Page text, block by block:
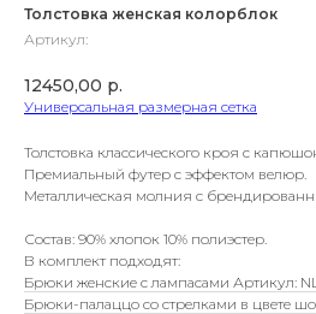
Толстовка женская колорблок
Артикул:
12450,00 р.
Универсальная размерная сетка
Толстовка классического кроя с
Премиальный футер с эффектом велюр.
Металлическая молния с
Состав: 90% хлопок 10% полиэстер.
В комплект подходят:
Брюки женские с лампасами Артикул:
Брюки-палаццо со стрелками в цвете